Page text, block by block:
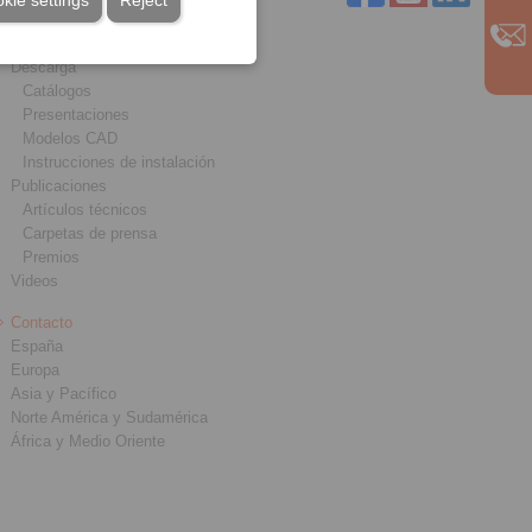
Descarga
Catálogos
Presentaciones
Modelos CAD
Instrucciones de instalación
Publicaciones
Artículos técnicos
Carpetas de prensa
Premios
Videos
Contacto
España
Europa
Asia y Pacífico
Norte América y Sudamérica
África y Medio Oriente